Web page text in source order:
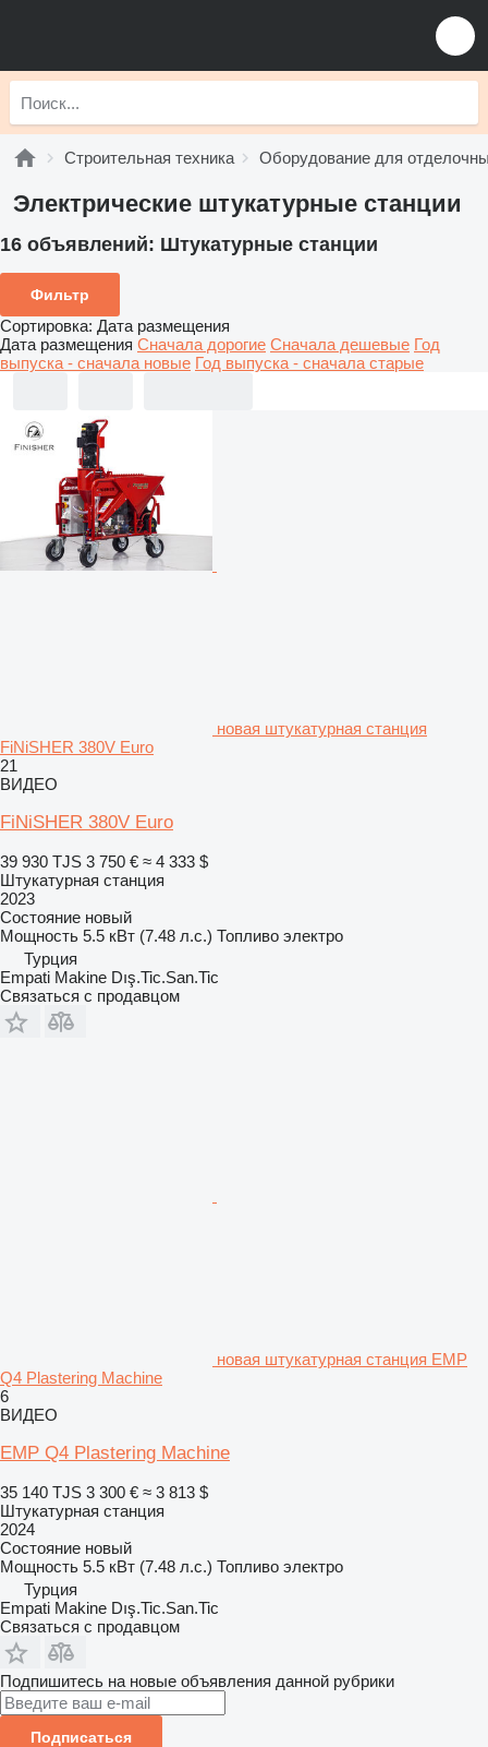
Строительная техника Оборудование для
Электрические штукатурные станции
16 объявлений: Штукатурные станции
Фильтр
Сортировка: Дата размещения
Дата размещения Сначала дорогие Сначала дешевые Год
выпуска - сначала новые Год выпуска - сначала старые
новая штукатурная станция
FiNiSHER 380V Euro
21
ВИДЕО
FiNiSHER 380V Euro
39 930 TJS 3 750 € ≈ 4 333 $
Штукатурная станция
2023
Состояние новый
Мощность 5.5 кВт (7.48 л.с.) Топливо электро
Турция
Empati Makine Dış.Tic.San.Tic
Связаться с продавцом
новая штукатурная станция EMP
Q4 Plastering Machine
6
ВИДЕО
EMP Q4 Plastering Machine
35 140 TJS 3 300 € ≈ 3 813 $
Штукатурная станция
2024
Состояние новый
Мощность 5.5 кВт (7.48 л.с.) Топливо электро
Турция
Empati Makine Dış.Tic.San.Tic
Связаться с продавцом
Подпишитесь на новые объявления данной рубрики
Подписаться